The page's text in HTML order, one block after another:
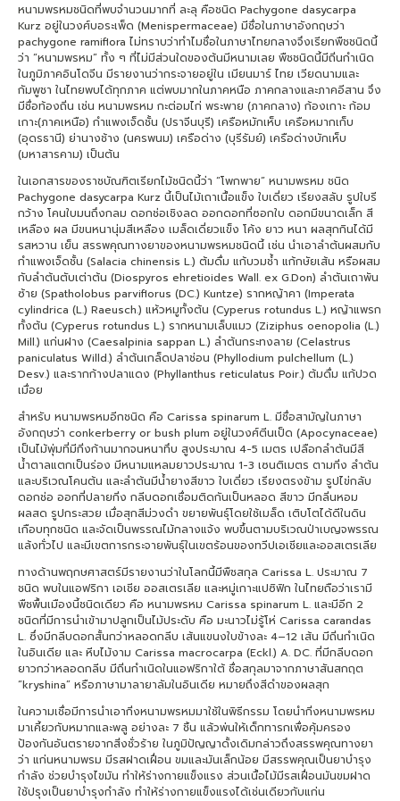
หนามพรหมชนิดที่พบจำนวนมากที่ ละลุ คือชนิด Pachygone dasycarpa
Kurz อยู่ในวงศ์บอระเพ็ด (Menispermaceae) มีชื่อในภาษาอังกฤษว่า
pachygone ramiflora ไม่ทราบว่าทำไมชื่อในภาษาไทยกลางจึงเรียกพืชชนิดนี้
ว่า “หนามพรหม” ทั้ง ๆ ที่ไม่มีส่วนใดของต้นมีหนามเลย พืชชนิดนี้มีถิ่นกำเนิด
ในภูมิภาคอินโดจีน มีรายงานว่ากระจายอยู่ใน เมียนมาร์ ไทย เวียดนามและ
กัมพูชา ในไทยพบได้ทุกภาค แต่พบมากในภาคหนือ ภาคกลางและภาคอีสาน จึง
มีชื่อท้องถิ่น เช่น หนามพรหม กะต่อมไก่ พระพาย (ภาคกลาง) ก้องเกาะ ก้อม
เกาะ(ภาคเหนือ) กำแพงเจ็ดชั้น (ปราจีนบุรี) เครือหมักเห็บ เครือหมากเก็บ
(อุดรธานี) ย่านางช้าง (นครพนม) เครือด่าง (บุรีรัมย์) เครือด่างบักเห็บ
(มหาสารคาม) เป็นต้น
ในเอกสารของราชบัณฑิตเรียกไม้ชนิดนี้ว่า “โพกพาย” หนามพรหม ชนิด
Pachygone dasycarpa Kurz นี้เป็นไม้เถาเนื้อแข็ง ใบเดี่ยว เรียงสลับ รูปใบรี
กว้าง โคนใบมนถึงกลม ดอกช่อเชิงลด ออกดอกที่ซอกใบ ดอกมีขนาดเล็ก สี
เหลือง ผล มีขนหนานุ่มสีเหลือง เมล็ดเดี่ยวแข็ง โค้ง ยาว หนา ผลสุกกินได้มี
รสหวาน เย็น สรรพคุณทางยาของหนามพรหมชนิดนี้ เช่น นำเอาลำต้นผสมกับ
กำแพงเจ็ดชั้น (Salacia chinensis L.) ต้มดื่ม แก้บวมช้ำ แก้กษัยเส้น หรือผสม
กับลำต้นตับเต่าต้น (Diospyros ehretioides Wall. ex G.Don) ลำตันเถาพัน
ซ้าย (Spatholobus parviflorus (DC.) Kuntze) รากหญ้าคา (Imperata
cylindrica (L.) Raeusch.) แห้วหมูทั้งต้น (Cyperus rotundus L.) หญ้าแพรก
ทั้งต้น (Cyperus rotundus L.) รากหนามเล็บแมว (Ziziphus oenopolia (L.)
Mill.) แก่นฝาง (Caesalpinia sappan L.) ลำต้นกระทงลาย (Celastrus
paniculatus Willd.) ลำต้นเกล็ดปลาช่อน (Phyllodium pulchellum (L.)
Desv.) และรากก้างปลาแดง (Phyllanthus reticulatus Poir.) ต้มดื่ม แก้ปวด
เมื่อย
สำหรับ หนามพรหมอีกชนิด คือ Carissa spinarum L. มีชื่อสามัญในภาษา
อังกฤษว่า conkerberry or bush plum อยู่ในวงศ์ตีนเป็ด (Apocynaceae)
เป็นไม้พุ่มที่มีกิ่งก้านมากจนหนาทึบ สูงประมาณ 4-5 เมตร เปลือกลำต้นมีสี
น้ำตาลแตกเป็นร่อง มีหนามแหลมยาวประมาณ 1-3 เซนติเมตร ตามกิ่ง ลำต้น
และบริเวณโคนต้น และลำต้นมีน้ำยางสีขาว ใบเดี่ยว เรียงตรงข้าม รูปไข่กลับ
ดอกช่อ ออกที่ปลายกิ่ง กลีบดอกเชื่อมติดกันเป็นหลอด สีขาว มีกลิ่นหอม
ผลสด รูปกระสวย เมื่อสุกสีม่วงดำ ขยายพันธุ์โดยใช้เมล็ด เติบโตได้ดีในดิน
เกือบทุกชนิด และจัดเป็นพรรณไม้กลางแจ้ง พบขึ้นตามบริเวณป่าเบญจพรรณ
แล้งทั่วไป และมีเขตการกระจายพันธุ์ในเขตร้อนของทวีปเอเชียและออสเตรเลีย
ทางด้านพฤกษศาสตร์มีรายงานว่าในโลกนี้มีพืชสกุล Carissa L. ประมาณ 7
ชนิด พบในแอฟริกา เอเชีย ออสเตรเลีย และหมู่เกาะแปซิฟิก ในไทยถือว่าเรามี
พืชพื้นเมืองนี้ชนิดเดียว คือ หนามพรหม Carissa spinarum L. และมีอีก 2
ชนิดที่มีการนำเข้ามาปลูกเป็นไม้ประดับ คือ มะนาวไม่รู้โห่ Carissa carandas
L. ซึ่งมีกลีบดอกสั้นกว่าหลอดกลีบ เส้นแขนงใบข้างละ 4–12 เส้น มีถิ่นกำเนิด
ในอินเดีย และ หีบไม้งาม Carissa macrocarpa (Eckl.) A. DC. ที่มีกลีบดอก
ยาวกว่าหลอดกลีบ มีถิ่นกำเนิดในแอฟริกาใต้ ชื่อสกุลมาจากภาษาสันสกฤต
“kryshina” หรือภาษามาลายาลัมในอินเดีย หมายถึงสีดำของผลสุก
ในความเชื่อมีการนำเอากิ่งหนามพรหมมาใช้ในพิธีกรรม โดยนำกิ่งหนามพรหม
มาเคี้ยวกับหมากและพลู อย่างละ 7 ชิ้น แล้วพ่นให้เด็กทารกเพื่อคุ้มครอง
ป้องกันอันตรายจากสิ่งชั่วร้าย ในภูมิปัญญาดั้งเดิมกล่าวถึงสรรพคุณทางยา
ว่า แก่นหนามพรม มีรสฝาดเฝื่อน ขมและมันเล็กน้อย มีสรรพคุณเป็นยาบำรุง
กำลัง ช่วยบำรุงไขมัน ทำให้ร่างกายแข็งแรง ส่วนเนื้อไม้มีรสเฝื่อนมันขมฝาด
ใช้ปรุงเป็นยาบำรุงกำลัง ทำให้ร่างกายแข็งแรงได้เช่นเดียวกับแก่น